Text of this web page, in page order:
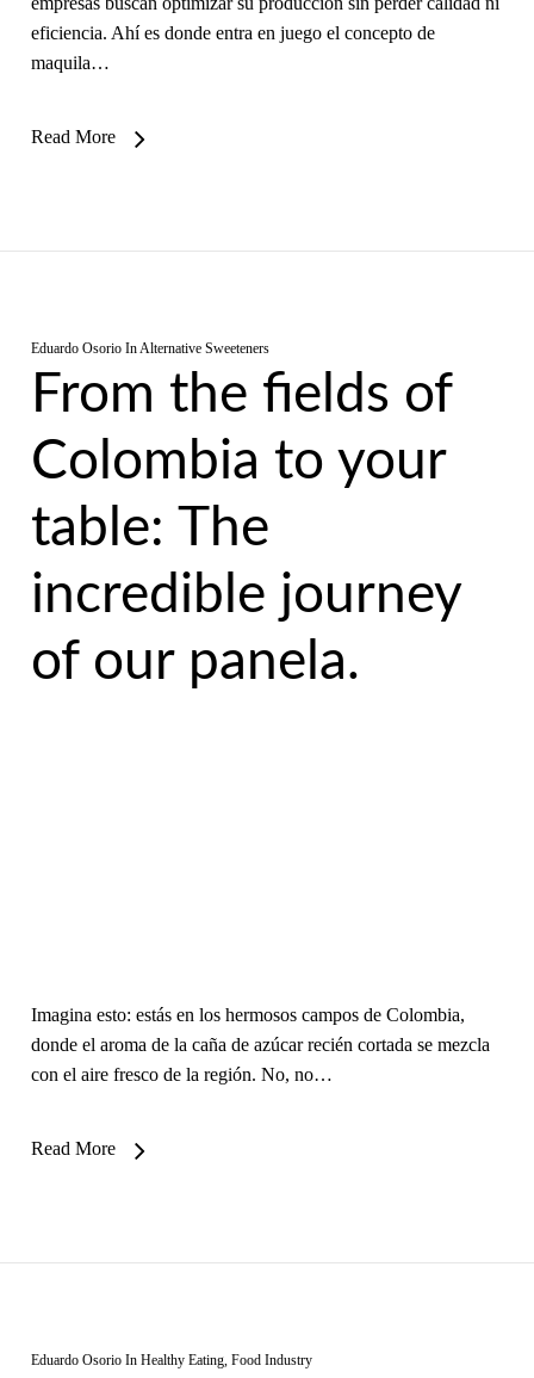
eficiencia. Ahí es donde entra en juego el concepto de
maquila…
Read More
Eduardo Osorio InAlternative Sweeteners
From the fields of
Colombia to your
table: The
incredible journey
of our panela.
Imagina esto: estás en los hermosos campos de Colombia,
donde el aroma de la caña de azúcar recién cortada se mezcla
con el aire fresco de la región. No, no…
Read More
Eduardo Osorio In Healthy Eating, Food Industry